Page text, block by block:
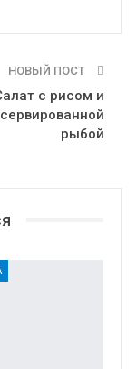
НОВЫЙ ПОСТ
с рисом и
рыбой